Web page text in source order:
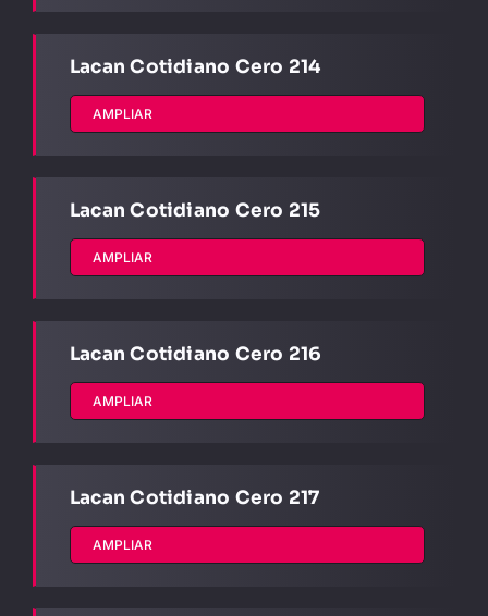
Lacan Cotidiano Cero 214
AMPLIAR
Lacan Cotidiano Cero 215
AMPLIAR
Lacan Cotidiano Cero 216
AMPLIAR
Lacan Cotidiano Cero 217
AMPLIAR